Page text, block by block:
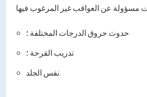
حدوث حروق الدرجات المختلفة ؛
تدريب القرحة ؛
نفس الجلد.